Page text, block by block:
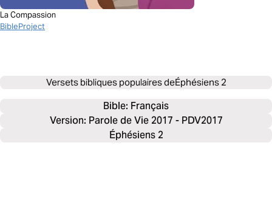
La Compassion
BibleProject
Versets bibliques populaires deÉphésiens 2
Bible: Français
Version: Parole de Vie 2017 - PDV2017
Éphésiens 2